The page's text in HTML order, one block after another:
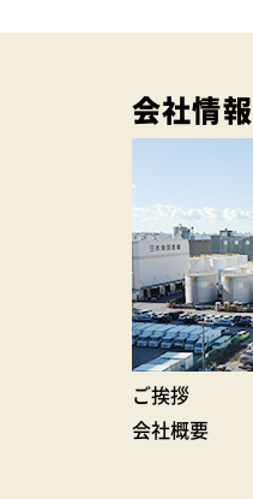
会社情報
ご挨拶
会社概要